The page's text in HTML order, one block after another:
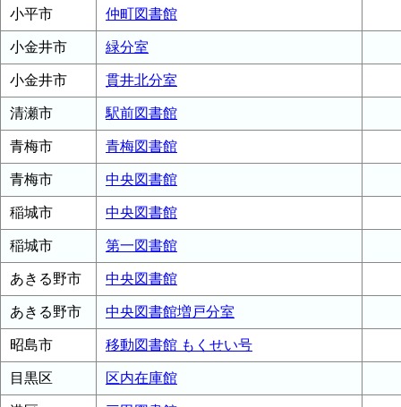
小平市 仲町図書館
小金井市 緑分室
小金井市 貫井北分室
清瀬市 駅前図書館
青梅市 青梅図書館
青梅市 中央図書館
稲城市 中央図書館
稲城市 第一図書館
あきる野市 中央図書館
あきる野市 中央図書館増戸分室
昭島市 移動図書館 もくせい号
目黒区 区内在庫館